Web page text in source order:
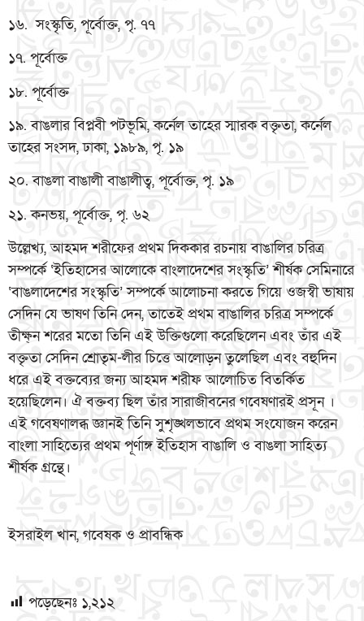
১৬. সংস্কৃতি, পূর্বোক্ত, পৃ. ৭৭
১৭. পূর্বোক্ত
১৮. পূর্বোক্ত
১৯. বাঙলার বিপ্লবী পটভূমি, কর্নেল তাহের স্মারক বক্তৃতা, কর্নেল
তাহের সংসদ, ঢাকা, ১৯৮৯, পৃ. ১৯
২০. বাঙলা বাঙালী বাঙালীত্ব, পূর্বোক্ত, পৃ. ১৯
২১. কনভয়, পূর্বোক্ত, পৃ. ৬২
উল্লেখ্য, আহমদ শরীফের প্রথম দিককার রচনায় বাঙালির চরিত্র
সম্পর্কে ‘ইতিহাসের আলোকে বাংলাদেশের সংস্কৃতি’ শীর্ষক সেমিনারে
‘বাঙলাদেশের সংস্কৃতি’ সম্পর্কে আলোচনা করতে গিয়ে ওজস্বী ভাষায়
সেদিন যে ভাষণ তিনি দেন, তাতেই প্রথম বাঙালির চরিত্র সম্পর্কে
তীক্ষ্ন শরের মতো তিনি এই উক্তিগুলো করেছিলেন এবং তাঁর এই
বক্তৃতা সেদিন শ্রোতৃম-লীর চিত্তে আলোড়ন তুলেছিল এবং বহুদিন
ধরে এই বক্তব্যের জন্য আহমদ শরীফ আলোচিত বিতর্কিত
হয়েছিলেন। ঐ বক্তব্য ছিল তাঁর সারাজীবনের গবেষণারই প্রসূন ।
এই গবেষণালব্ধ জ্ঞানই তিনি সুশৃঙ্খলভাবে প্রথম সংযোজন করেন
বাংলা সাহিত্যের প্রথম পূর্ণাঙ্গ ইতিহাস বাঙালি ও বাঙলা সাহিত্য
শীর্ষক গ্রন্থে।
ইসরাইল খান, গবেষক ও প্রাবন্ধিক
পড়েছেনঃ ১,২১২